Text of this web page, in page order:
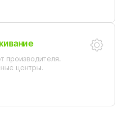
299 990 ₽
Гидромассажная система
Activ Plus Hydro/Air Standart
производителя.
центры.